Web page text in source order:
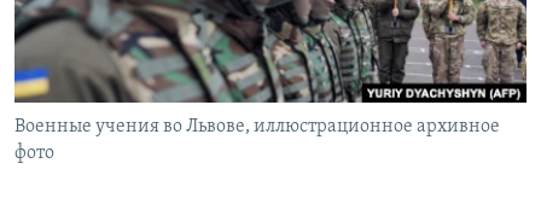
ПОБЕДИТЕЛЕЙ НЕ СУДЯТ?
КРЫМ.НЕПОКОРЕННЫЙ
ELIFBE
УКРАИНСКАЯ ПРОБЛЕМА КРЫМА
Военные учения во Львове, иллюстрационное архивное
фото